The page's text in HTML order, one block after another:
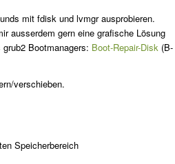
mit fdisk und lvmgr ausprobieren.
ausserdem gern eine grafische Lösung
Bootmanagers: Boot-Repair-Disk (B-
verschieben.
Speicherbereich